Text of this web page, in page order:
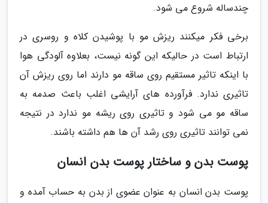
چندساله شروع می شود.
برخی فکر میکنند ریزش مو با پوشیدن کلاه و روسری در
ارتباط است در حالیکه این گونه نیست، بعلاوه آلودگی هوا
با اینکه تاثیر مستقیم روی ساقه مو دارند اما روی ریزش آن
تاثیری ندارد. فرآورده های آرایشی اغلب باعث صدمه به
ساقه مو می شود و تاثیری روی ریشه مو ندارد در نتیجه
نمی توانند تاثیری روی رشد آن ها هم داشته باشند.
پوست بدن و ساختار پوست بدن انسان
پوست بدن انسان به عنوان عضوی از بدن به حساب آمده و